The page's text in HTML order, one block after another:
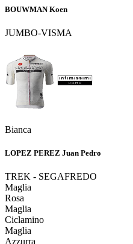
BOUWMAN Koen
JUMBO-VISMA
Bianca
LOPEZ PEREZ Juan Pedro
TREK - SEGAFREDO
Maglia
Rosa
Maglia
Ciclamino
Maglia
Azzurra